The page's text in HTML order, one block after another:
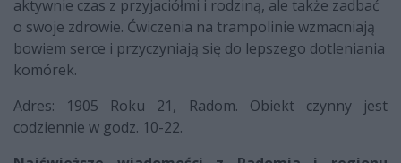
aktywnie czas z przyjaciółmi i rodziną, ale także zadbać
o swoje zdrowie. Ćwiczenia na trampolinie wzmacniają
bowiem serce i przyczyniają się do lepszego dotleniania
komórek.
Adres: 1905 Roku 21, Radom. Obiekt czynny jest
codziennie w godz. 10-22.